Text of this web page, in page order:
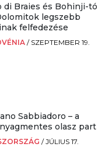
di Braies és Bohinji-tó
legszebb
felfedezése
/ SZEPTEMBER 19.
Sabbiadoro – a
olasz part
/JÚLIUS 17.